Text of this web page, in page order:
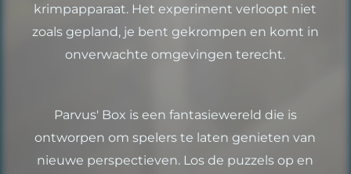
krimpapparaat. Het experiment verloopt niet
zoals gepland, je bent gekrompen en komt in
onverwachte omgevingen terecht.
Parvus' Box is een fantasiewereld die is
ontworpen om spelers te laten genieten van
nieuwe perspectieven. Los de puzzels op en